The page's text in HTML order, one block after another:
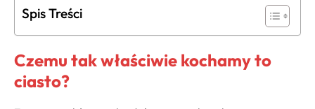
Spis Treści
Czemu tak właściwie kochamy to
ciasto?